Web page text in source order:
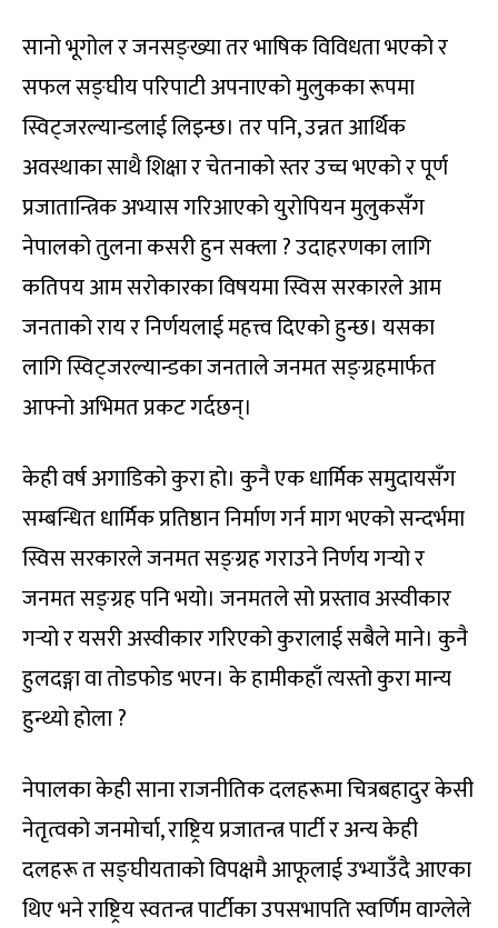
सानो भूगोल र जनसङ्ख्या तर भाषिक विविधता भएको र
सफल सङ्घीय परिपाटी अपनाएको मुलुकका रूपमा
स्विट्जरल्यान्डलाई लिइन्छ। तर पनि, उन्नत आर्थिक
अवस्थाका साथै शिक्षा र चेतनाको स्तर उच्च भएको र पूर्ण
प्रजातान्त्रिक अभ्यास गरिआएको युरोपियन मुलुकसँग
नेपालको तुलना कसरी हुन सक्ला ? उदाहरणका लागि
कतिपय आम सरोकारका विषयमा स्विस सरकारले आम
जनताको राय र निर्णयलाई महत्त्व दिएको हुन्छ। यसका
लागि स्विट्जरल्यान्डका जनताले जनमत सङ्ग्रहमार्फत
आफ्नो अभिमत प्रकट गर्दछन्।
केही वर्ष अगाडिको कुरा हो। कुनै एक धार्मिक समुदायसँग
सम्बन्धित धार्मिक प्रतिष्ठान निर्माण गर्न माग भएको सन्दर्भमा
स्विस सरकारले जनमत सङ्ग्रह गराउने निर्णय गर्‍यो र
जनमत सङ्ग्रह पनि भयो। जनमतले सो प्रस्ताव अस्वीकार
गर्‍यो र यसरी अस्वीकार गरिएको कुरालाई सबैले माने। कुनै
हुलदङ्गा वा तोडफोड भएन। के हामीकहाँ त्यस्तो कुरा मान्य
हुन्थ्यो होला ?
नेपालका केही साना राजनीतिक दलहरूमा चित्रबहादुर केसी
नेतृत्वको जनमोर्चा, राष्ट्रिय प्रजातन्त्र पार्टी र अन्य केही
दलहरू त सङ्घीयताको विपक्षमै आफूलाई उभ्याउँदै आएका
थिए भने राष्ट्रिय स्वतन्त्र पार्टीका उपसभापति स्वर्णिम वाग्लेले